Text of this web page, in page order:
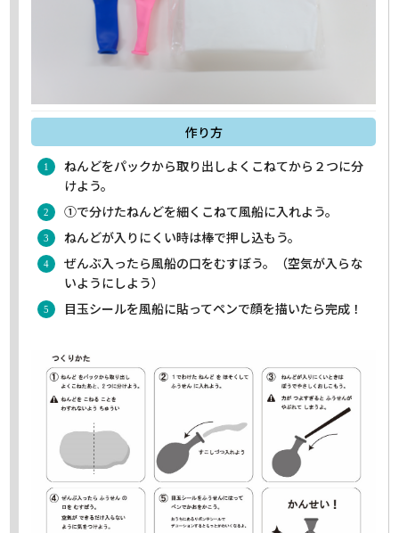
作り方
ねんどをパックから取り出しよくこねてから２つに分
けよう。
①で分けたねんどを細くこねて風船に入れよう。
ねんどが入りにくい時は棒で押し込もう。
ぜんぶ入ったら風船の口をむすぼう。（空気が入らな
いようにしよう）
目玉シールを風船に貼ってペンで顔を描いたら完成！